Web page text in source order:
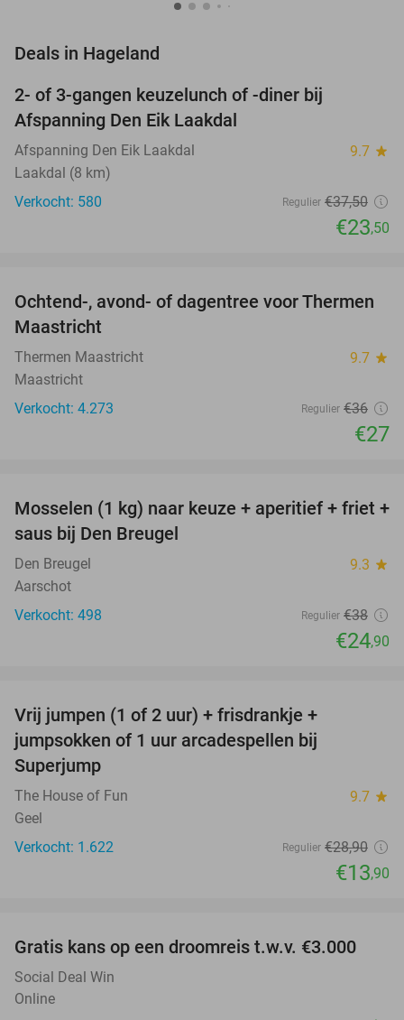
Deals in Hageland
2- of 3-gangen keuzelunch of -diner bij
Afspanning Den Eik Laakdal
Afspanning Den Eik Laakdal 9.7 star
Laakdal (8 km)
Verkocht: 580
Regulier €37,50
€23,50
25%
Ochtend-, avond- of dagentree voor Thermen
Maastricht
Thermen Maastricht 9.7 star
Maastricht
Verkocht: 4.273
Regulier €36
€27
34%
Mosselen (1 kg) naar keuze + aperitief + friet +
saus bij Den Breugel
Den Breugel 9.3 star
Aarschot
Verkocht: 498
Regulier €38
€24,90
Vrij jumpen (1 of 2 uur) + frisdrankje +
jumpsokken of 1 uur arcadespellen bij
Superjump
The House of Fun 9.7 star
Geel
Verkocht: 1.622
Regulier €28,90
€13,90
Gratis kans op een droomreis t.w.v. €3.000
Social Deal Win
Online